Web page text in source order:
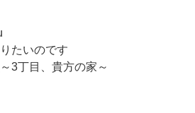
たいのです
3丁目、貴方の家～